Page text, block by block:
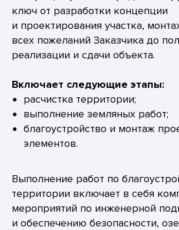
ключ от разработки концепции
и проектирования участка,
всех пожеланий Заказчика до
реализации и сдачи объекта.
Включает следующие этапы:
расчистка территории;
выполнение земляных работ;
благоустройство и монтаж
элементов.
Выполнение работ по
территории включает в себя
мероприятий по инженерной
и обеспечению безопасности,